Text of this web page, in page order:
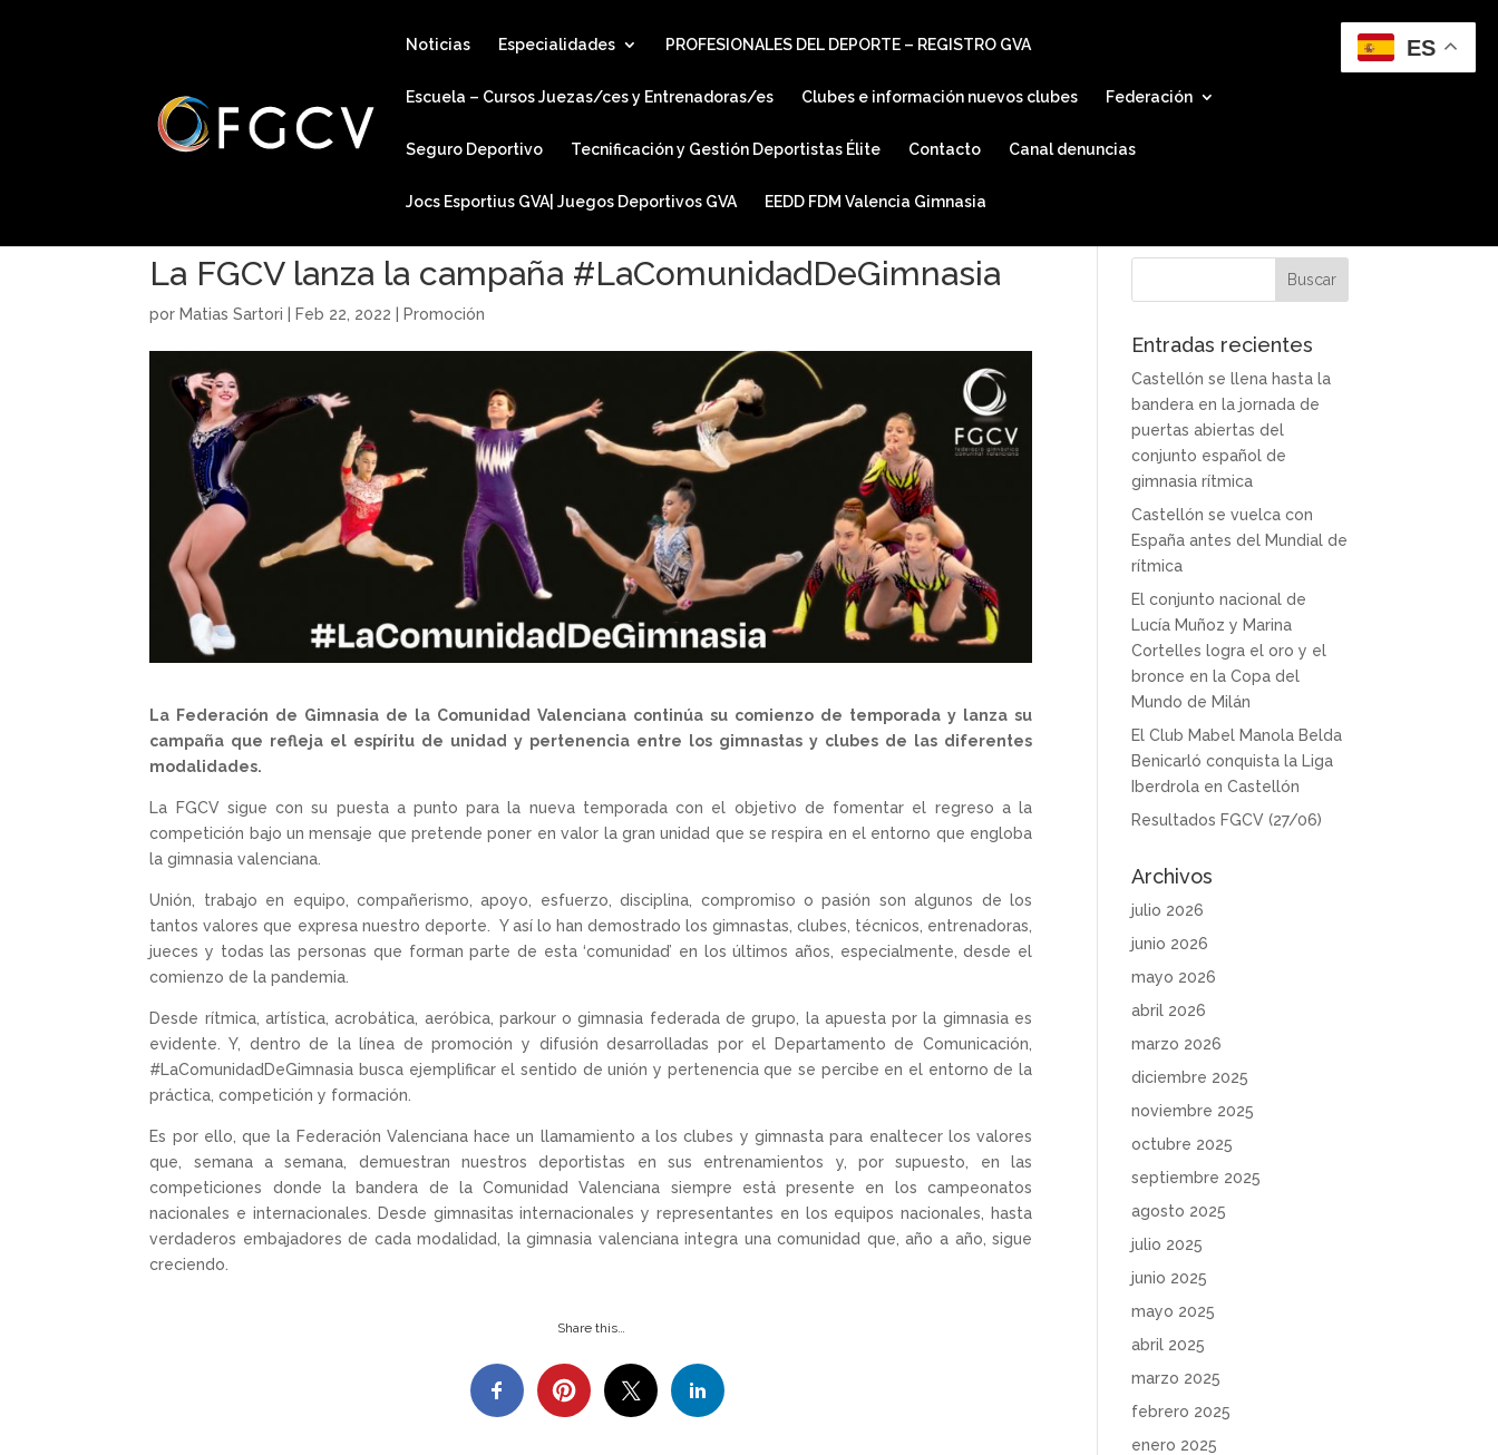
Noticias Especialidades PROFESIONALES DEL DEPORTE – REGISTRO GVA
Escuela – Cursos Juezas/ces y Entrenadoras/es Clubes e información nuevos clubes Federación
Seguro Deportivo Tecnificación y Gestión Deportistas Élite Contacto Canal denuncias
Jocs Esportius GVA| Juegos Deportivos GVA EEDD FDM Valencia Gimnasia
La FGCV lanza la campaña #LaComunidadDeGimnasia
por Matias Sartori Feb 22, 2022 Promoción
La Federación de Gimnasia de la Comunidad Valenciana continúa su comienzo de temporada y lanza su
campaña que refleja el espíritu de unidad y pertenencia entre los gimnastas y clubes de las diferentes
modalidades.
La FGCV sigue con su puesta a punto para la nueva temporada con el objetivo de fomentar el regreso a la
competición bajo un mensaje que pretende poner en valor la gran unidad que se respira en el entorno que engloba
la gimnasia valenciana.
Unión, trabajo en equipo, compañerismo, apoyo, esfuerzo, disciplina, compromiso o pasión son algunos de los
tantos valores que expresa nuestro deporte. Y así lo han demostrado los gimnastas, clubes, técnicos, entrenadoras,
jueces y todas las personas que forman parte de esta ‘comunidad’ en los últimos años, especialmente, desde el
comienzo de la pandemia.
Desde rítmica, artística, acrobática, aeróbica, parkour o gimnasia federada de grupo, la apuesta por la gimnasia es
evidente. Y, dentro de la línea de promoción y difusión desarrolladas por el Departamento de Comunicación,
#LaComunidadDeGimnasia busca ejemplificar el sentido de unión y pertenencia que se percibe en el entorno de la
práctica, competición y formación.
Es por ello, que la Federación Valenciana hace un llamamiento a los clubes y gimnasta para enaltecer los valores
que, semana a semana, demuestran nuestros deportistas en sus entrenamientos y, por supuesto, en las
competiciones donde la bandera de la Comunidad Valenciana siempre está presente en los campeonatos
nacionales e internacionales. Desde gimnasitas internacionales y representantes en los equipos nacionales, hasta
verdaderos embajadores de cada modalidad, la gimnasia valenciana integra una comunidad que, año a año, sigue
creciendo.
Share this…
Entradas recientes
Castellón se llena hasta la
bandera en la jornada de
puertas abiertas del
conjunto español de
gimnasia rítmica
Castellón se vuelca con
España antes del Mundial de
rítmica
El conjunto nacional de
Lucía Muñoz y Marina
Cortelles logra el oro y el
bronce en la Copa del
Mundo de Milán
El Club Mabel Manola Belda
Benicarló conquista la Liga
Iberdrola en Castellón
Resultados FGCV (27/06)
Archivos
julio 2026
junio 2026
mayo 2026
abril 2026
marzo 2026
diciembre 2025
noviembre 2025
octubre 2025
septiembre 2025
agosto 2025
julio 2025
junio 2025
mayo 2025
abril 2025
marzo 2025
febrero 2025
enero 2025
ES